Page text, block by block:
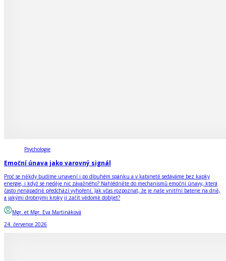
Psychologie
Emoční únava jako varovný signál
Proč se někdy budíme unavení i po dlouhém spánku a v kabinetě sedáváme bez kapky
energie, i když se neděje nic závažného? Nahlédněte do mechanismů emoční únavy, která
často nenápadně předchází vyhoření. Jak včas rozpoznat, že je naše vnitřní baterie na dně,
a jakými drobnými kroky ji začít vědomě dobíjet?
Mgr. et Mgr. Eva Martináková
24. července 2026